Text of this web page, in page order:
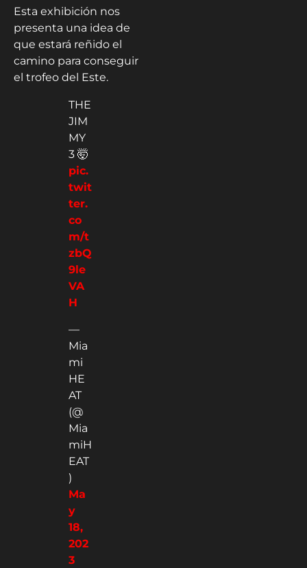
Esta exhibición nos
presenta una idea de
que estará reñido el
camino para conseguir
el trofeo del Este.
THE
JIM
MY
3 🤯
pic.
twit
ter.
co
m/t
zbQ
9le
VA
H
—
Mia
mi
HE
AT
(@
Mia
miH
EAT
)
Ma
y
18,
202
3